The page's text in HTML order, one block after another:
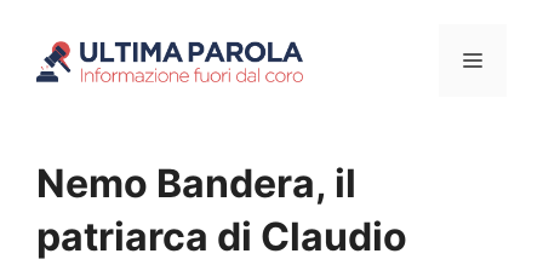
Menu
Nemo Bandera, il
patriarca di Claudio